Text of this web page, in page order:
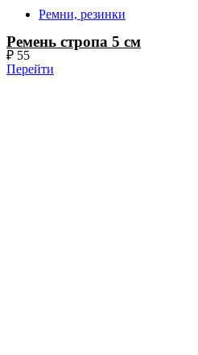
Ремни, резинки
Ремень стропа 5 см
₽ 55
Перейти